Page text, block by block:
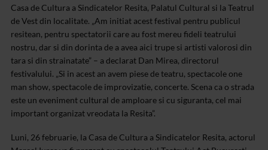
Casa de Cultura a Sindicatelor Resita, Palatul Cultural si la Teatrul
de Vest din localitate. „Am initiat acest festival pentru publicul
resitean, pentru spectatorii care au fost mereu fideli teatrului
nostru, dar si din dorinta de a avea aici trupe si artisti valorosi din
tara si din strainatate” – a declarat Dan Mirea, directorul
festivalului. „Si in acest an avem piese de teatru, spectacole one
man show, spectacole de improvizatie, concerte. Scena ca o strada
este un eveniment cultural de amploare si cu siguranta, cel mai
important organizat vreodata la Resita”.
Luni, 26 februarie, la Casa de Cultura a Sindicatelor Resita, actorul